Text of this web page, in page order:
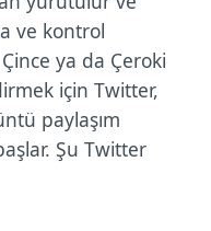
ve kontrol
ya da Çeroki
için Twitter,
paylaşım
Şu Twitter